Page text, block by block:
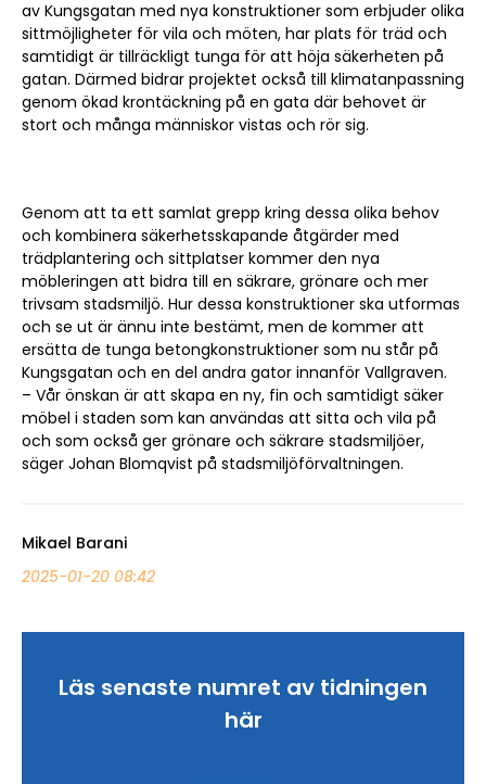
av Kungsgatan med nya konstruktioner som erbjuder olika
sittmöjligheter för vila och möten, har plats för träd och
samtidigt är tillräckligt tunga för att höja säkerheten på
gatan. Därmed bidrar projektet också till klimatanpassning
genom ökad krontäckning på en gata där behovet är
stort och många människor vistas och rör sig.
Genom att ta ett samlat grepp kring dessa olika behov
och kombinera säkerhetsskapande åtgärder med
trädplantering och sittplatser kommer den nya
möbleringen att bidra till en säkrare, grönare och mer
trivsam stadsmiljö. Hur dessa konstruktioner ska utformas
och se ut är ännu inte bestämt, men de kommer att
ersätta de tunga betongkonstruktioner som nu står på
Kungsgatan och en del andra gator innanför Vallgraven.
– Vår önskan är att skapa en ny, fin och samtidigt säker
möbel i staden som kan användas att sitta och vila på
och som också ger grönare och säkrare stadsmiljöer,
säger Johan Blomqvist på stadsmiljöförvaltningen.
Mikael Barani
2025-01-20 08:42
Läs senaste numret av tidningen
här